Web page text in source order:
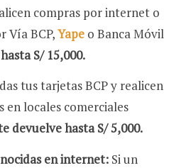
compras por internet o
Vía BCP,Yape o Banca Móvil
S/ 15,000.
tus tarjetas BCP y realicen
en locales comerciales
devuelve hasta S/ 5,000.
en internet: Si un